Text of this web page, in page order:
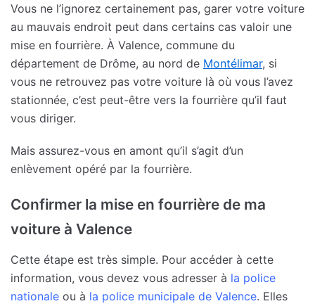
Vous ne l’ignorez certainement pas, garer votre voiture
au mauvais endroit peut dans certains cas valoir une
mise en fourrière. À Valence, commune du
département de Drôme, au nord de Montélimar, si
vous ne retrouvez pas votre voiture là où vous l’avez
stationnée, c’est peut-être vers la fourrière qu’il faut
vous diriger.
Mais assurez-vous en amont qu’il s’agit d’un
enlèvement opéré par la fourrière.
Confirmer la mise en fourrière de ma
voiture à Valence
Cette étape est très simple. Pour accéder à cette
information, vous devez vous adresser à la police
nationale ou à la police municipale de Valence. Elles